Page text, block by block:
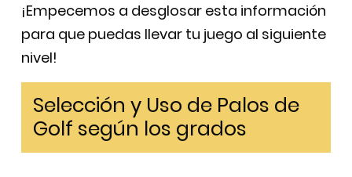
¡Empecemos a desglosar esta información
para que puedas llevar tu juego al siguiente
nivel!
Selección y Uso de Palos de
Golf según los grados